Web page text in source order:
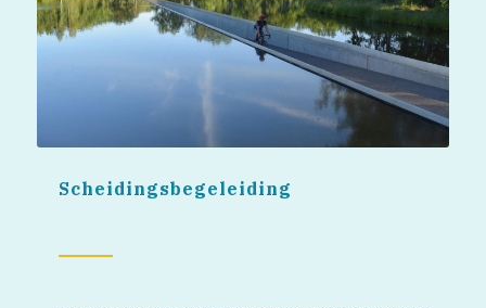
Scheidingsbegeleiding